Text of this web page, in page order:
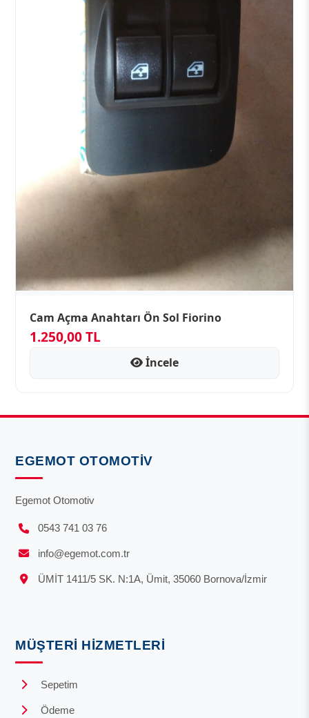
Cam Açma Anahtarı Ön Sol Fiorino
1.250,00 TL
İncele
EGEMOT OTOMOTIV
Egemot Otomotiv
0543 741 03 76
info@egemot.com.tr
ÜMİT 1411/5 SK. N:1A, Ümit, 35060 Bornova/İzmir
MÜŞTERI HIZMETLERI
Sepetim
Ödeme